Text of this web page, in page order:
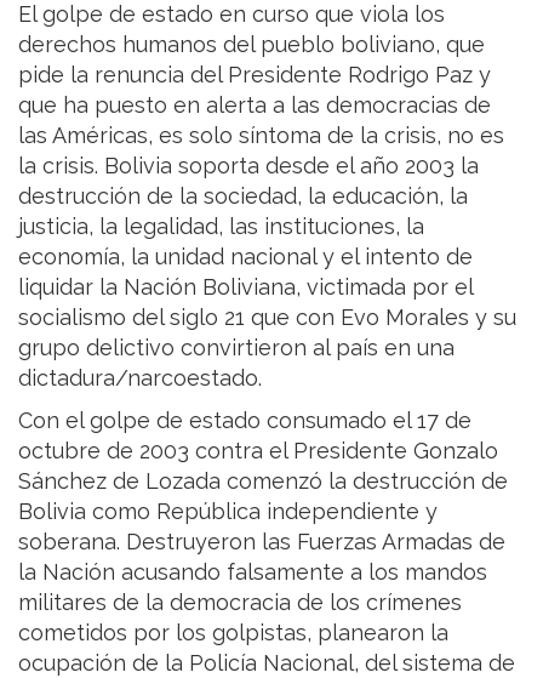
El golpe de estado en curso que viola los
derechos humanos del pueblo boliviano, que
pide la renuncia del Presidente Rodrigo Paz y
que ha puesto en alerta a las democracias de
las Américas, es solo síntoma de la crisis, no es
la crisis. Bolivia soporta desde el año 2003 la
destrucción de la sociedad, la educación, la
justicia, la legalidad, las instituciones, la
economía, la unidad nacional y el intento de
liquidar la Nación Boliviana, victimada por el
socialismo del siglo 21 que con Evo Morales y su
grupo delictivo convirtieron al país en una
dictadura/narcoestado.
Con el golpe de estado consumado el 17 de
octubre de 2003 contra el Presidente Gonzalo
Sánchez de Lozada comenzó la destrucción de
Bolivia como República independiente y
soberana. Destruyeron las Fuerzas Armadas de
la Nación acusando falsamente a los mandos
militares de la democracia de los crímenes
cometidos por los golpistas, planearon la
ocupación de la Policía Nacional, del sistema de